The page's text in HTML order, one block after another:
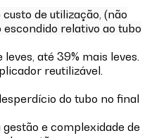
de utilização, (não
relativo ao tubo
até 39% mais leves.
reutilizável.
do tubo no final
e complexidade de